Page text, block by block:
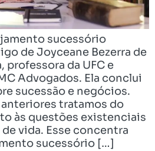
sucessório
de Joyceane Bezerra de
professora da UFC e
Advogados. Ela conclui
sucessão e negócios.
tratamos do
às questões existenciais
vida. Esse concentra
sucessório […]